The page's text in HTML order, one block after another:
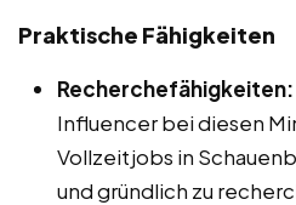
Praktische Fähigkeiten
Recherchefähigkeiten:
Influencer bei diesen
Vollzeitjobs in
und gründlich zu